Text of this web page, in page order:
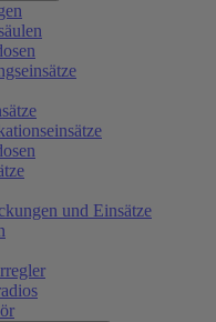
und Einsätze